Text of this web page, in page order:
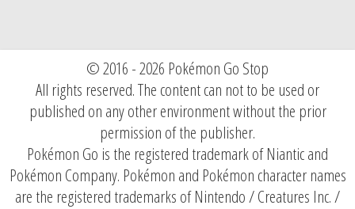
© 2016 - 2026 Pokémon Go Stop
All rights reserved. The content can not to be used or
published on any other environment without the prior
permission of the publisher.
Pokémon Go is the registered trademark of Niantic and
Pokémon Company. Pokémon and Pokémon character names
are the registered trademarks of Nintendo / Creatures Inc. /